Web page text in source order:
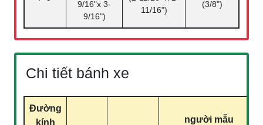
9/16"x 3-
9/16")
11/16")
(3/8")
Chi tiết bánh xe
Đường
kính
người mẫu